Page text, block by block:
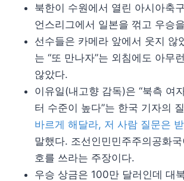
북한이 수원에서 열린 아시아축
언스리그에서 일본을 꺾고 우승
선수들은 카메라 앞에서 웃지 않
는 “또 만나자”는 외침에도 아무
않았다.
이유일(내고향 감독)은 “북측 여
터 수준이 높다”는 한국 기자의
바르게 해달라, 저 사람 질문은
말했다. 조선인민민주주의공화
호를 쓰라는 주장이다.
우승 상금은 100만 달러인데 대